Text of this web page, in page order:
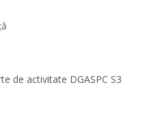
de activitate DGASPC S3